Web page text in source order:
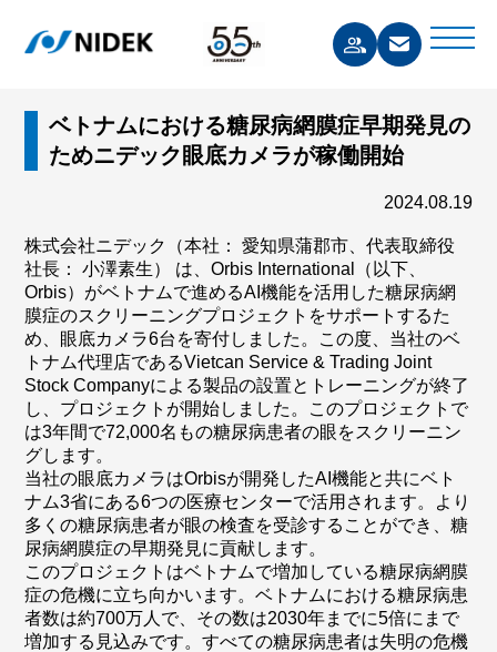
ベトナムにおける糖尿病網膜症早期発見の
ためニデック眼底カメラが稼働開始
2024.08.19
株式会社ニデック（本社： 愛知県蒲郡市、代表取締役
社長： 小澤素生） は、Orbis International（以下、
Orbis）がベトナムで進めるAI機能を活用した糖尿病網
膜症のスクリーニングプロジェクトをサポートするた
め、眼底カメラ6台を寄付しました。この度、当社のベ
トナム代理店であるVietcan Service & Trading Joint
Stock Companyによる製品の設置とトレーニングが終了
し、プロジェクトが開始しました。このプロジェクトで
は3年間で72,000名もの糖尿病患者の眼をスクリーニン
グします。
当社の眼底カメラはOrbisが開発したAI機能と共にベト
ナム3省にある6つの医療センターで活用されます。より
多くの糖尿病患者が眼の検査を受診することができ、糖
尿病網膜症の早期発見に貢献します。
このプロジェクトはベトナムで増加している糖尿病網膜
症の危機に立ち向かいます。ベトナムにおける糖尿病患
者数は約700万人で、その数は2030年までに5倍にまで
増加する見込みです。すべての糖尿病患者は失明の危機